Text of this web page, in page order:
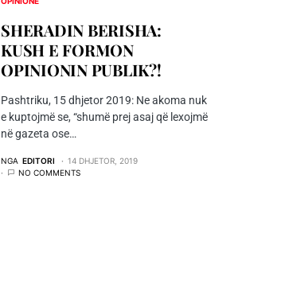
SHERADIN BERISHA:
KUSH E FORMON
OPINIONIN PUBLIK?!
Pashtriku, 15 dhjetor 2019: Ne akoma nuk
e kuptojmë se, “shumë prej asaj që lexojmë
në gazeta ose…
NGA EDITORI
14 DHJETOR, 2019
NO COMMENTS